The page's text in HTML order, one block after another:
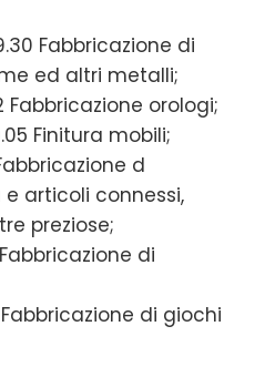
Fabbricazione di
ed altri metalli;
Fabbricazione orologi;
Finitura mobili;
d
articoli connessi,
preziose;
di
di giochi